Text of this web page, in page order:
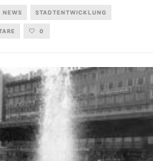
NEWS STADTENTWICKLUNG
0